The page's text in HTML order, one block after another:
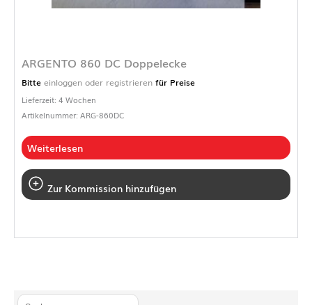
S
ARGENTO 860 DC Doppelecke
Bitte einloggen oder registrieren für Preise
Lieferzeit: 4 Wochen
Artikelnummer: ARG-860DC
Weiterlesen
Zur Kommission hinzufügen